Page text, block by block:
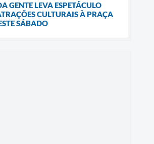
GENTE LEVA ESPETÁCULO
CULTURAIS À PRAÇA
SÁBADO